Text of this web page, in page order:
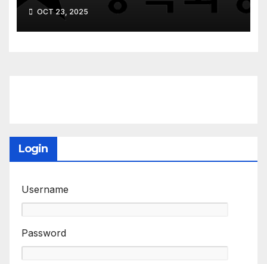
OCT 23, 2025
Login
Username
Password